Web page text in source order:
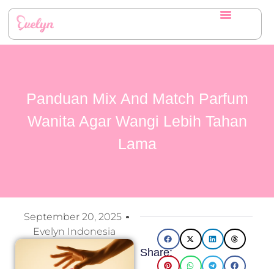
Panduan Mix And Match Parfum
Wanita Agar Wangi Lebih Tahan
Lama
September 20, 2025
Evelyn Indonesia
Share: